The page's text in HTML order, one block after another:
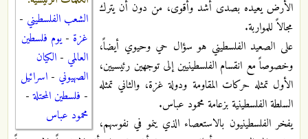
الشعب الفلسطيني -
غزة -يوم فلسطين
العالمي - الكيان
الصهيوني - اسرائيل
- فلسطين المحتلة-
محمود عباس
الأرض يعيده بصدى أشد وأقوى، من دون أن يترك
مجالاً للمواربة.
على الصعيد الفلسطيني هو سؤال حي وحيوي أيضاً،
وخصوصاً مع انقسام الفلسطينيين إلى توجهين رئيسيين،
الأول تمثله حركات المقاومة ودولة غزة، والثاني تمثله
السلطة الفلسطينية بزعامة محمود عباس.
يفخر الفلسطينيون بالاستعصاء الذي ينمو في نفوسهم،